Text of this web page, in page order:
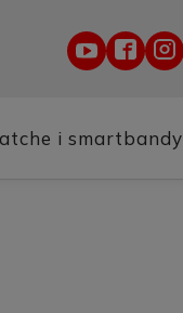
i smartbandy